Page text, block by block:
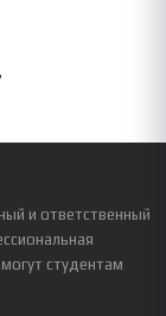
и ответственный
студентам